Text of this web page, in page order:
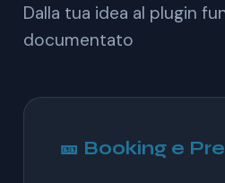
Dalla tua idea al plugin
documentato
🎫 Booking e